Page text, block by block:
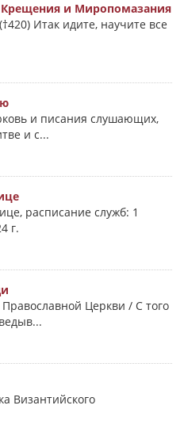
Крещения и Миропомазания
Итак идите, научите все
и писания слушающих,
и с...
расписание служб: 1
г.
Церкви / С того
Византийского